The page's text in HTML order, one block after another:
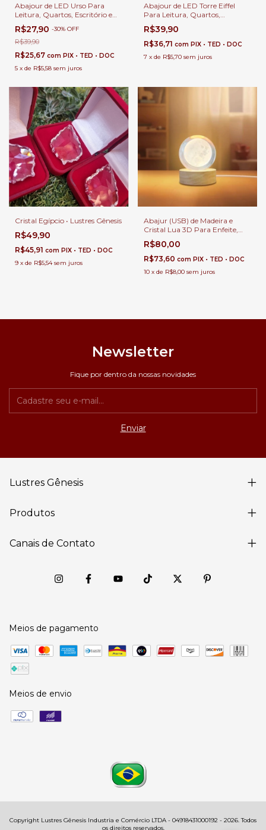
Abajour de LED Urso Para
Leitura, Quartos, Escritório e
Escrivaninhas
R$27,90 -30% OFF
R$39,90
R$25,67 com PIX • TED • DOC
5 x de R$5,58 sem juros
Abajour de LED Torre Eiffel
Para Leitura, Quartos,
Escritório e Escrivaninhas
R$39,90
R$36,71 com PIX • TED • DOC
7 x de R$5,70 sem juros
Cristal Egípcio • Lustres Gênesis
R$49,90
R$45,91 com PIX • TED • DOC
9 x de R$5,54 sem juros
Abajur (USB) de Madeira e
Cristal Lua 3D Para Enfeite,
Quartos, Escritório e
Escrivaninhas
R$80,00
R$73,60 com PIX • TED • DOC
10 x de R$8,00 sem juros
Newsletter
Fique por dentro da nossas novidades
Lustres Gênesis
Produtos
Canais de Contato
Meios de pagamento
Meios de envio
Copyright Lustres Gênesis Industria e Comércio LTDA - 04918431000192 - 2026. Todos
os direitos reservados.